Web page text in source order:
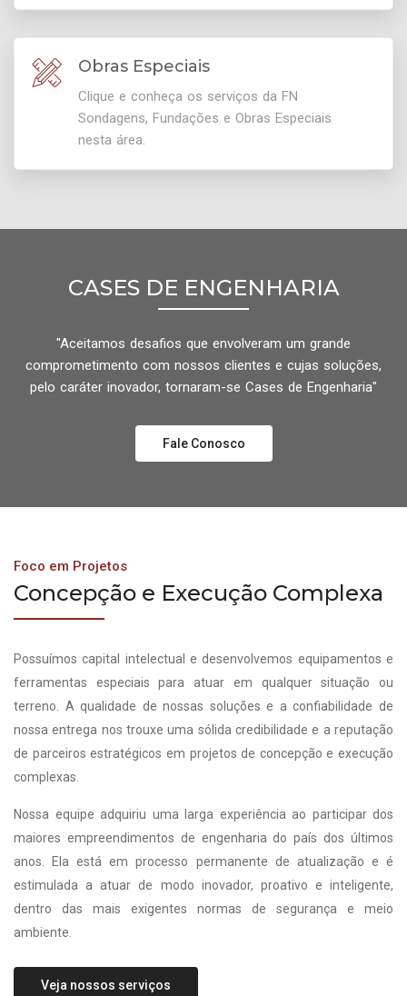
Obras Especiais
Clique e conheça os serviços da FN
Sondagens, Fundações e Obras Especiais
nesta área.
CASES DE ENGENHARIA
"Aceitamos desafios que envolveram um grande
comprometimento com nossos clientes e cujas soluções,
pelo caráter inovador, tornaram-se Cases de Engenharia"
Fale Conosco
Foco em Projetos
Concepção e Execução Complexa
Possuímos capital intelectual e desenvolvemos equipamentos e
ferramentas especiais para atuar em qualquer situação ou
terreno. A qualidade de nossas soluções e a confiabilidade de
nossa entrega nos trouxe uma sólida credibilidade e a reputação
de parceiros estratégicos em projetos de concepção e execução
complexas.
Nossa equipe adquiriu uma larga experiência ao participar dos
maiores empreendimentos de engenharia do país dos últimos
anos. Ela está em processo permanente de atualização e é
estimulada a atuar de modo inovador, proativo e inteligente,
dentro das mais exigentes normas de segurança e meio
ambiente.
Veja nossos serviços